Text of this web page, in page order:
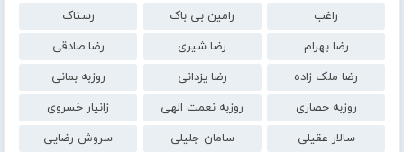
راغب
رامین بی باک
رستاک
رضا بهرام
رضا شیری
رضا صادقی
رضا ملک زاده
رضا یزدانی
روزبه بمانی
روزبه حصاری
روزبه نعمت الهی
زانیار خسروی
سالار عقیلی
سامان جلیلی
سروش رضایی